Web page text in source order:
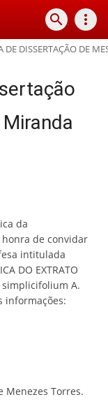
search more_vert
DE DISSERTAÇÃO DE
da
de convidar
intitulada
DO EXTRATO
simplicifolium A.
informações:
Menezes Torres.